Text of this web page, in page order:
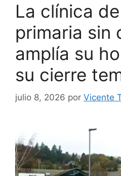
La clínica
primaria sin
amplía su
su cierre
julio 8, 2026 por Vicente